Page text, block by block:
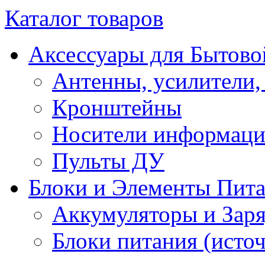
Каталог товаров
Аксессуары для
Антенны, усилители,
Кронштейны
Носители
Пульты ДУ
Блоки и Элементы
Аккумуляторы и
Блоки питания